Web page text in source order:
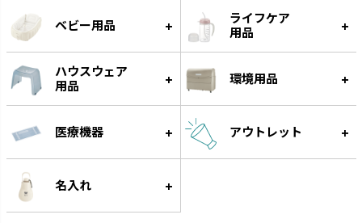
インテリアにマッチするデザイ
ンです。
つくりおき
ベビー用品
ライフケア
用品
ハウスウェア
用品
環境用品
医療機器 アウトレット
名入れ